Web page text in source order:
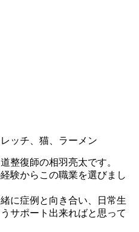
ッチ、猫、ラーメン
整復師の相羽亮太です。
験からこの職業を選びまし
に症例と向き合い、日常生
サポート出来ればと思って